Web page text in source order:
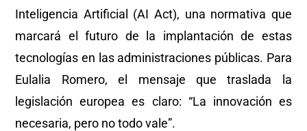
Inteligencia Artificial (AI Act), una normativa que
marcará el futuro de la implantación de estas
tecnologías en las administraciones públicas. Para
Eulalia Romero, el mensaje que traslada la
legislación europea es claro: “La innovación es
necesaria, pero no todo vale”.